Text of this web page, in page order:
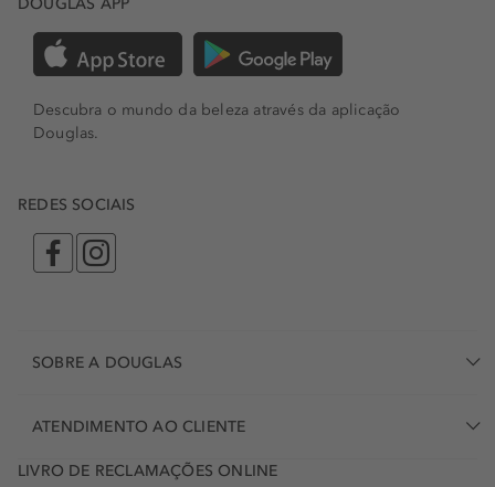
DOUGLAS APP
Descubra o mundo da beleza através da aplicação
Douglas.
REDES SOCIAIS
SOBRE A DOUGLAS
ATENDIMENTO AO CLIENTE
LIVRO DE RECLAMAÇÕES ONLINE